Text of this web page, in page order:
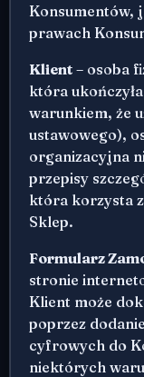
Konsumentów,
prawach
Klient – osoba
która
warunkiem, że
ustawowego),
organizacyjna
przepisy
która korzysta
Sklep.
Formularz
stronie
Klient może
poprzez
cyfrowych do
niektórych